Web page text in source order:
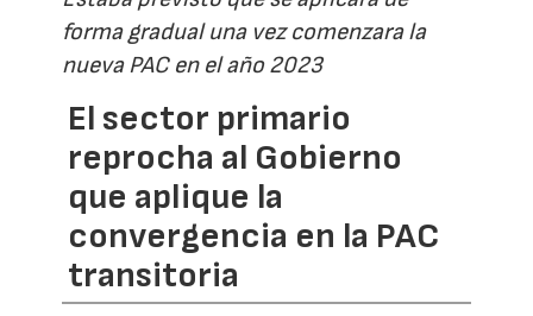
forma gradual una vez comenzara la
nueva PAC en el año 2023
El sector primario
reprocha al Gobierno
que aplique la
convergencia en la PAC
transitoria